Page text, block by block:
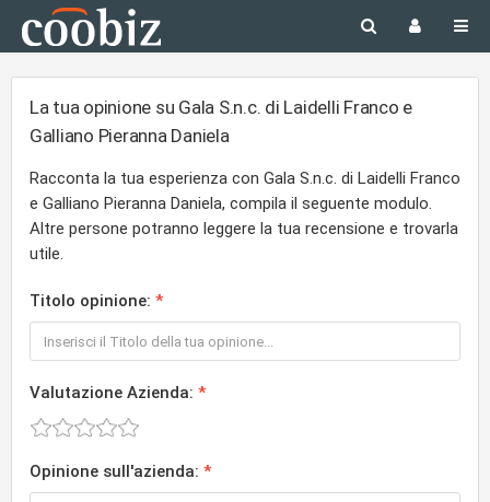
La tua opinione su Gala S.n.c. di Laidelli Franco e
Galliano Pieranna Daniela
Racconta la tua esperienza con Gala S.n.c. di Laidelli Franco
e Galliano Pieranna Daniela, compila il seguente modulo.
Altre persone potranno leggere la tua recensione e trovarla
utile.
Titolo opinione:
Valutazione Azienda:
Opinione sull'azienda: